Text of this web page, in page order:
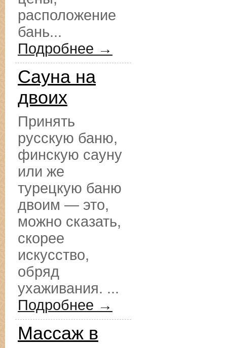
расположение
бань...
Подробнее →
Сауна на
двоих
Принять
русскую баню,
финскую сауну
или же
турецкую баню
двоим — это,
можно сказать,
скорее
искусство,
обряд
ухаживания. ...
Подробнее →
Массаж в